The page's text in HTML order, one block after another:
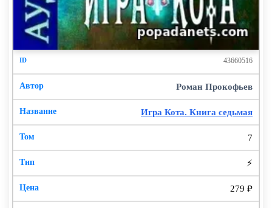
43660516
Роман Прокофьев
Игра Кота. Книга седьмая
7
⚡
279 ₽